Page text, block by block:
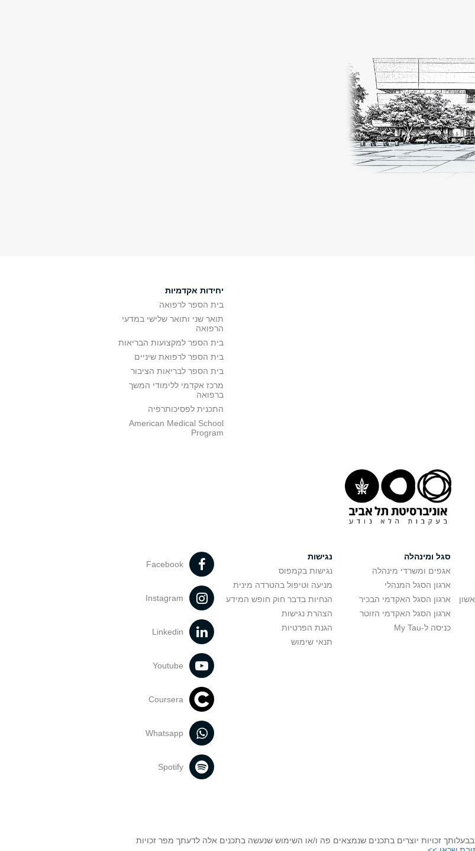
יחידות אקדמיות
בית הספר לרפואה
תואר שני ותואר שלישי במדעי
הרפואה
בית הספר למקצועות הבריאות
בית הספר לרפואת שיניים
בית הספר לבריאות הציבור
מרכז אקדמי ללימודי המשך
ברפואה
התכנית לפסיכותרפיה
American Medical School
Program
סגל ומינהלה
אגפים ומשרדי מינהלה
ארגון הסגל המנהלי
ארגון הסגל האקדמי הבכיר
ארגון הסגל האקדמי הזוטר
כניסה ל-My Tau
נגישות
נגישות בקמפוס
מניעה וטיפול בהטרדה מינית
הנחיות בדבר חוק חופש המידע
הצהרת נגישות
הגנת הפרטיות
תנאי שימוש
Facebook
Instagram
Linkedin
Youtube
Coursera
Whatsapp
Spotify
זכויות יוצרים בתכנים שנמצאים פה ו/או השימוש שנעשה בתכנים אלה לדעתך מפר זכויות